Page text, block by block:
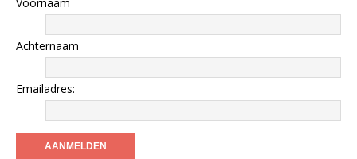
Achternaam
Emailadres: